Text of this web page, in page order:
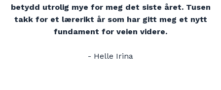
betydd utrolig mye for meg det siste året. Tusen
takk for et lærerikt år som har gitt meg et nytt
fundament for veien videre.
- Helle Irina